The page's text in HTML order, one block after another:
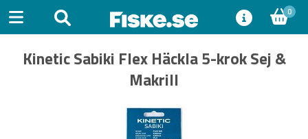
0
Kinetic Sabiki Flex Häckla 5-krok Sej &
Makrill